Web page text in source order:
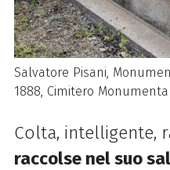
Salvatore Pisani,
1888, Cimitero
Colta, intelligente,
raccolse nel suo